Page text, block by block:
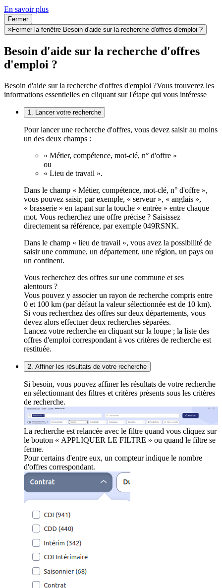
En savoir plus
Fermer
× Fermer la fenêtre Besoin d'aide sur la recherche d'offres d'emploi ?
Besoin d'aide sur la recherche d'offres
d'emploi ?
Besoin d'aide sur la recherche d'offres d'emploi ?Vous trouverez les
informations essentielles en cliquant sur l'étape qui vous intéresse
1. Lancer votre recherche
Pour lancer une recherche d'offres, vous devez saisir au moins
un des deux champs :
« Métier, compétence, mot-clé, n° d'offre »
ou
« Lieu de travail ».
Dans le champ « Métier, compétence, mot-clé, n° d'offre »,
vous pouvez saisir, par exemple, « serveur », « anglais »,
« brasserie » en tapant sur la touche « entrée » entre chaque
mot. Vous recherchez une offre précise ? Saisissez
directement sa référence, par exemple 049RSNK.
Dans le champ « lieu de travail », vous avez la possibilité de
saisir une commune, un département, une région, un pays ou
un continent.
Vous recherchez des offres sur une commune et ses
alentours ?
Vous pouvez y associer un rayon de recherche compris entre
0 et 100 km (par défaut la valeur sélectionnée est de 10 km).
Si vous recherchez des offres sur deux départements, vous
devez alors effectuer deux recherches séparées.
Lancez votre recherche en cliquant sur la loupe ; la liste des
offres d'emploi correspondant à vos critères de recherche est
restituée.
2. Affiner les résultats de votre recherche
Si besoin, vous pouvez affiner les résultats de votre recherche
en sélectionnant des filtres et critères présents sous les critères
de recherche.
La recherche est relancée avec le filtre quand vous cliquez sur
le bouton « APPLIQUER LE FILTRE » ou quand le filtre se
ferme.
Pour certains d'entre eux, un compteur indique le nombre
d'offres correspondant.